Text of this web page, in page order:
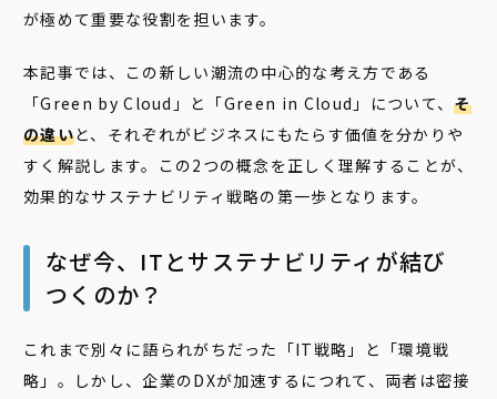
が極めて重要な役割を担います。
本記事では、この新しい潮流の中心的な考え方である
「Green by Cloud」と「Green in Cloud」について、そ
の違いと、それぞれがビジネスにもたらす価値を分かりや
すく解説します。この2つの概念を正しく理解することが、
効果的なサステナビリティ戦略の第一歩となります。
なぜ今、ITとサステナビリティが結び
つくのか？
これまで別々に語られがちだった「IT戦略」と「環境戦
略」。しかし、企業のDXが加速するにつれて、両者は密接